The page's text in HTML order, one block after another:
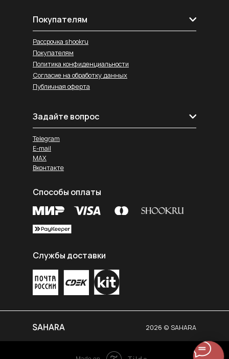
Покупателям
Рассрочка shookru
Покупателям
Политика конфиденциальности
Согласие на обработку данных
Публичная оферта
Задайте вопрос
Telegram
E-mail
MAX
Вконтакте
Службы доставки
Способы оплаты
2026 © SAHARA